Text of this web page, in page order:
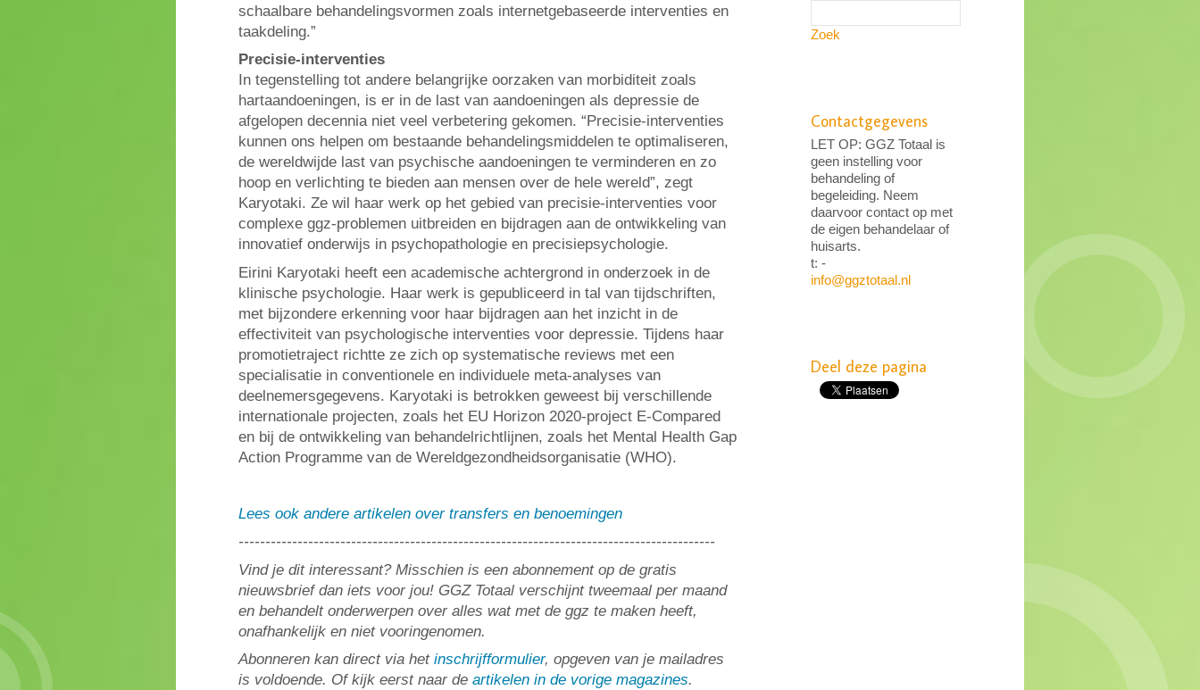
schaalbare behandelingsvormen zoals internetgebaseerde interventies en
taakdeling.”
Precisie-interventies
In tegenstelling tot andere belangrijke oorzaken van morbiditeit zoals
hartaandoeningen, is er in de last van aandoeningen als depressie de
afgelopen decennia niet veel verbetering gekomen. “Precisie-interventies
kunnen ons helpen om bestaande behandelingsmiddelen te optimaliseren,
de wereldwijde last van psychische aandoeningen te verminderen en zo
hoop en verlichting te bieden aan mensen over de hele wereld”, zegt
Karyotaki. Ze wil haar werk op het gebied van precisie-interventies voor
complexe ggz-problemen uitbreiden en bijdragen aan de ontwikkeling van
innovatief onderwijs in psychopathologie en precisiepsychologie.
Eirini Karyotaki heeft een academische achtergrond in onderzoek in de
klinische psychologie. Haar werk is gepubliceerd in tal van tijdschriften,
met bijzondere erkenning voor haar bijdragen aan het inzicht in de
effectiviteit van psychologische interventies voor depressie. Tijdens haar
promotietraject richtte ze zich op systematische reviews met een
specialisatie in conventionele en individuele meta-analyses van
deelnemersgegevens. Karyotaki is betrokken geweest bij verschillende
internationale projecten, zoals het EU Horizon 2020-project E-Compared
en bij de ontwikkeling van behandelrichtlijnen, zoals het Mental Health Gap
Action Programme van de Wereldgezondheidsorganisatie (WHO).
Lees ook andere artikelen over transfers en benoemingen
-----------------------------------------------------------------------------------------
Vind je dit interessant? Misschien is een abonnement op de gratis
nieuwsbrief dan iets voor jou! GGZ Totaal verschijnt tweemaal per maand
en behandelt onderwerpen over alles wat met de ggz te maken heeft,
onafhankelijk en niet vooringenomen.
Abonneren kan direct via het inschrijfformulier, opgeven van je mailadres
is voldoende. Of kijk eerst naar de artikelen in de vorige magazines.
Zoek
Contactgegevens
LET OP: GGZ Totaal is
geen instelling voor
behandeling of
begeleiding. Neem
daarvoor contact op met
de eigen behandelaar of
huisarts.
t: -
info@ggztotaal.nl
Deel deze pagina